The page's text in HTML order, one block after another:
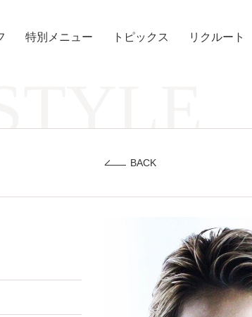
特別メニュー トピックス リクルート
BACK